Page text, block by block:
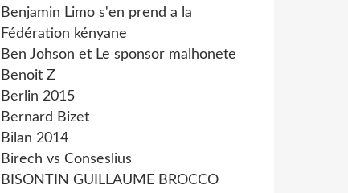
Benjamin Limo s'en prend a la
Fédération kényane
Ben Johson et Le sponsor malhonete
Benoit Z
Berlin 2015
Bernard Bizet
Bilan 2014
Birech vs Conseslius
BISONTIN GUILLAUME BROCCO